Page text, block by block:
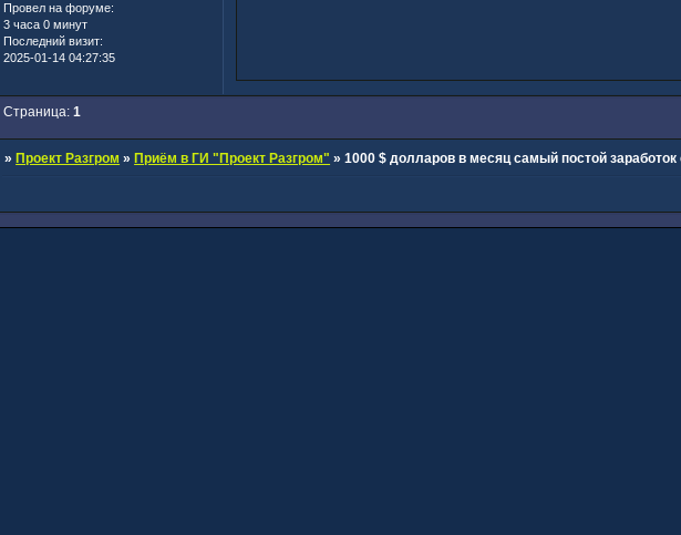
Провел на форуме:
3 часа 0 минут
Последний визит:
2025-01-14 04:27:35
Страница:1
» Проект Разгром » Приём в ГИ "Проект Разгром" »1000 $ долларов в месяц самый постой заработок